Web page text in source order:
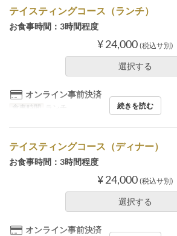
テイスティングコース（ランチ）
お食事時間：3時間程度
¥ 24,000 (税込サ別)
選択する
オンライン事前決済
食事時間 ランチ 続きを読む
テイスティングコース（ディナー）
お食事時間：3時間程度
¥ 24,000 (税込サ別)
選択する
オンライン事前決済